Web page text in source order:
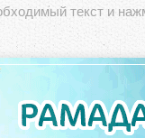
текст и